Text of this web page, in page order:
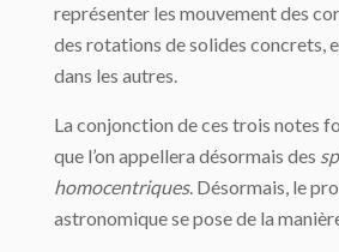
représenter les mouvement des
des rotations de solides concrets,
dans les autres.
La conjonction de ces trois notes
que l’on appellera désormais des
homocentriques. Désormais, le
astronomique se pose de la